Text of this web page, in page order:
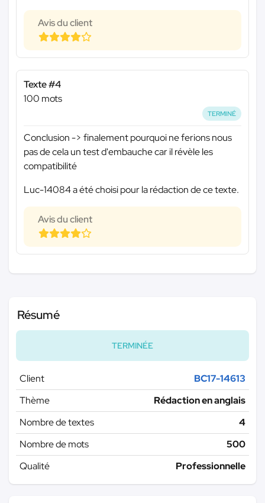
Avis du client
Texte #4
100 mots
TERMINÉ
Conclusion -> finalement pourquoi ne ferions nous
pas de cela un test d'embauche car il révèle les
compatibilité
Luc-14084 a été choisi pour la rédaction de ce texte.
Avis du client
Résumé
TERMINÉE
Client
BC17-14613
Thème
Rédaction en anglais
Nombre de textes
4
Nombre de mots
500
Qualité
Professionnelle